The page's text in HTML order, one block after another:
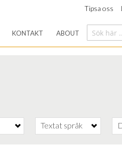
Tipsa oss
KONTAKT ABOUT
Textat språk